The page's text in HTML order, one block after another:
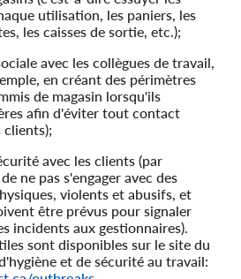
utilisation, les paniers, les
les caisses de sortie, etc.);
avec les collègues de travail,
en créant des périmètres
de magasin lorsqu'ils
afin d'éviter tout contact
clients);
avec les clients (par
ne pas s'engager avec des
violents et abusifs, et
être prévus pour signaler
incidents aux gestionnaires).
sont disponibles sur le site du
et de sécurité au travail: